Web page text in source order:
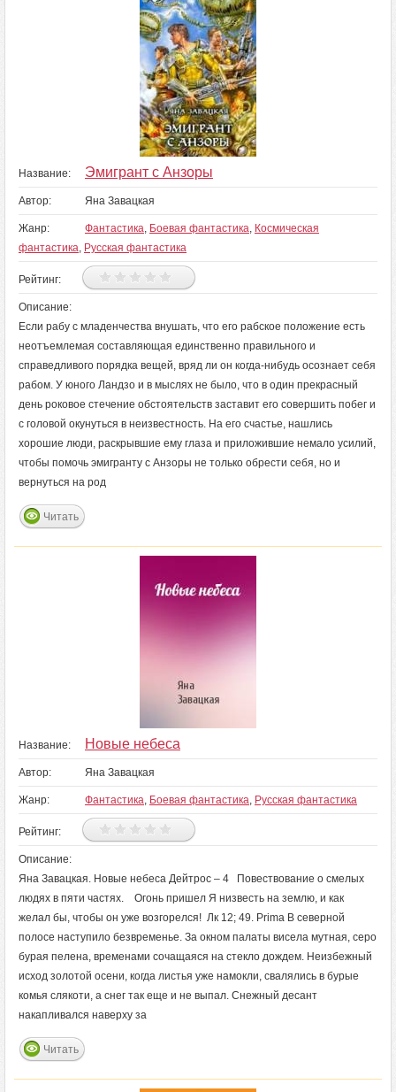
Название: Эмигрант с Анзоры
Автор: Яна Завацкая
Жанр: Фантастика, Боевая фантастика, Космическая
фантастика, Русская фантастика
Рейтинг:
Описание:
Если рабу с младенчества внушать, что его рабское положение есть
неотъемлемая составляющая единственно правильного и
справедливого порядка вещей, вряд ли он когда-нибудь осознает себя
рабом. У юного Ландзо и в мыслях не было, что в один прекрасный
день роковое стечение обстоятельств заставит его совершить побег и
с головой окунуться в неизвестность. На его счастье, нашлись
хорошие люди, раскрывшие ему глаза и приложившие немало усилий,
чтобы помочь эмигранту с Анзоры не только обрести себя, но и
вернуться на род
Читать
Название: Новые небеса
Автор: Яна Завацкая
Жанр: Фантастика, Боевая фантастика, Русская фантастика
Рейтинг:
Описание:
Яна Завацкая. Новые небеса Дейтрос – 4 Повествование о смелых
людях в пяти частях. Огонь пришел Я низвесть на землю, и как
желал бы, чтобы он уже возгорелся! Лк 12; 49. Prima В северной
полосе наступило безвременье. За окном палаты висела мутная, серо
бурая пелена, временами сочащаяся на стекло дождем. Неизбежный
исход золотой осени, когда листья уже намокли, свалялись в бурые
комья слякоти, а снег так еще и не выпал. Снежный десант
накапливался наверху за
Читать